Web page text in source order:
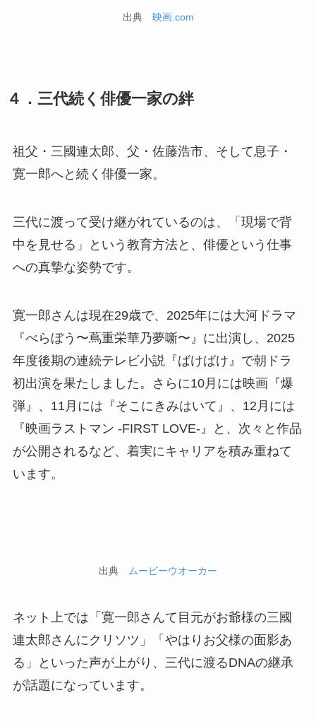
出典 映画.com
４．三代続く俳優一家の絆
祖父・三國連太郎、父・佐藤浩市、そして息子・
寛一郎へと続く俳優一家。
三代に渡って受け継がれているのは、「現場で背
中を見せる」という教育方法と、俳優という仕事
への真摯な姿勢です。
寛一郎さんは現在29歳で、2025年には大河ドラマ
『べらぼう〜蔦重栄華乃夢噺〜』に出演し、2025
年度後期の連続テレビ小説『ばけばけ』で朝ドラ
初出演を果たしました。さらに10月には映画『爆
弾』、11月には『そこにきみはいて』、12月には
『映画ラストマン -FIRST LOVE-』と、次々と作品
が公開されるなど、着実にキャリアを積み重ねて
います。
出典 ムービーウオーカー
ネット上では「寛一郎さんて目元がお爺様の三國
連太郎さんにクリソツ」「やはりお父様の面影あ
る」といった声が上がり、三代に渡るDNAの継承
が話題になっています。